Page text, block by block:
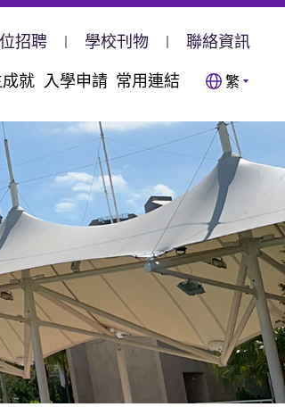
招聘 學校刊物
聯絡資訊
就 入學申請 常用連結 繁